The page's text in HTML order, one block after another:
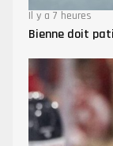
Il y a 7 heures
Bienne doit